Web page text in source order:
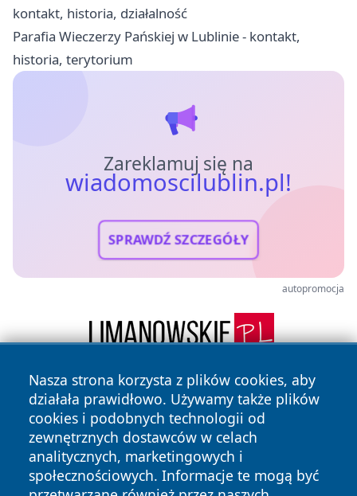
kontakt, historia, działalność
Parafia Wieczerzy Pańskiej w Lublinie - kontakt,
historia, terytorium
Zareklamuj się na
wiadomoscilublin.pl!
SPRAWDŹ SZCZEGÓŁY
autopromocja
Nasza strona korzysta z plików cookies, aby
działała prawidłowo. Używamy także plików
cookies i podobnych technologii od
zewnętrznych dostawców w celach
analitycznych, marketingowych i
społecznościowych. Informacje te mogą być
Copyright © 2026 wiadomoscilublin.pl Wszystkie prawa